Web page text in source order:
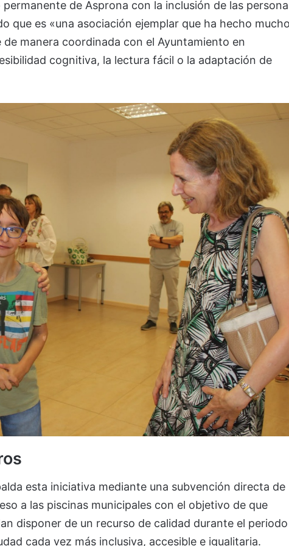
de Asprona con la inclusión de las
que es «una asociación ejemplar que ha hecho
manera coordinada con el Ayuntamiento en
cognitiva, la lectura fácil o la adaptación de
esta iniciativa mediante una subvención directa de
a las piscinas municipales con el objetivo de que
disponer de un recurso de calidad durante el periodo
cada vez más inclusiva, accesible e igualitaria.